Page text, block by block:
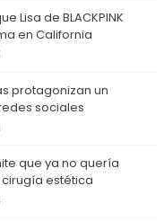
Lisa de BLACKPINK
en California
protagonizan un
sociales
que ya no quería
estética